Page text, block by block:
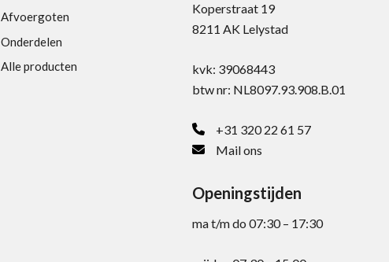
Afvoergoten
Onderdelen
Alle producten
Koperstraat 19
8211 AK Lelystad
kvk: 39068443
btw nr: NL8097.93.908.B.01
+31 320 22 61 57
Mail ons
Openingstijden
ma t/m do 07:30 – 17:30